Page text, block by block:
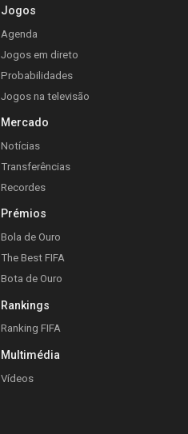
Jogos
Agenda
Jogos em direto
Probabilidades
Jogos na televisão
Mercado
Notícias
Transferências
Recordes
Prémios
Bola de Ouro
The Best FIFA
Bota de Ouro
Rankings
Ranking FIFA
Multimédia
Vídeos